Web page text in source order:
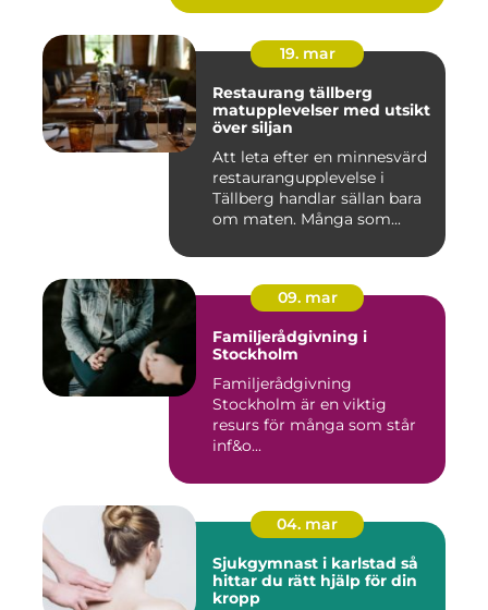
19. mar
Restaurang tällberg
matupplevelser med utsikt
över siljan
Att leta efter en minnesvärd
restaurangupplevelse i
Tällberg handlar sällan bara
om maten. Många som...
09. mar
Familjerådgivning i
Stockholm
Familjerådgivning
Stockholm är en viktig
resurs för många som står
inf&o...
04. mar
Sjukgymnast i karlstad så
hittar du rätt hjälp för din
kropp